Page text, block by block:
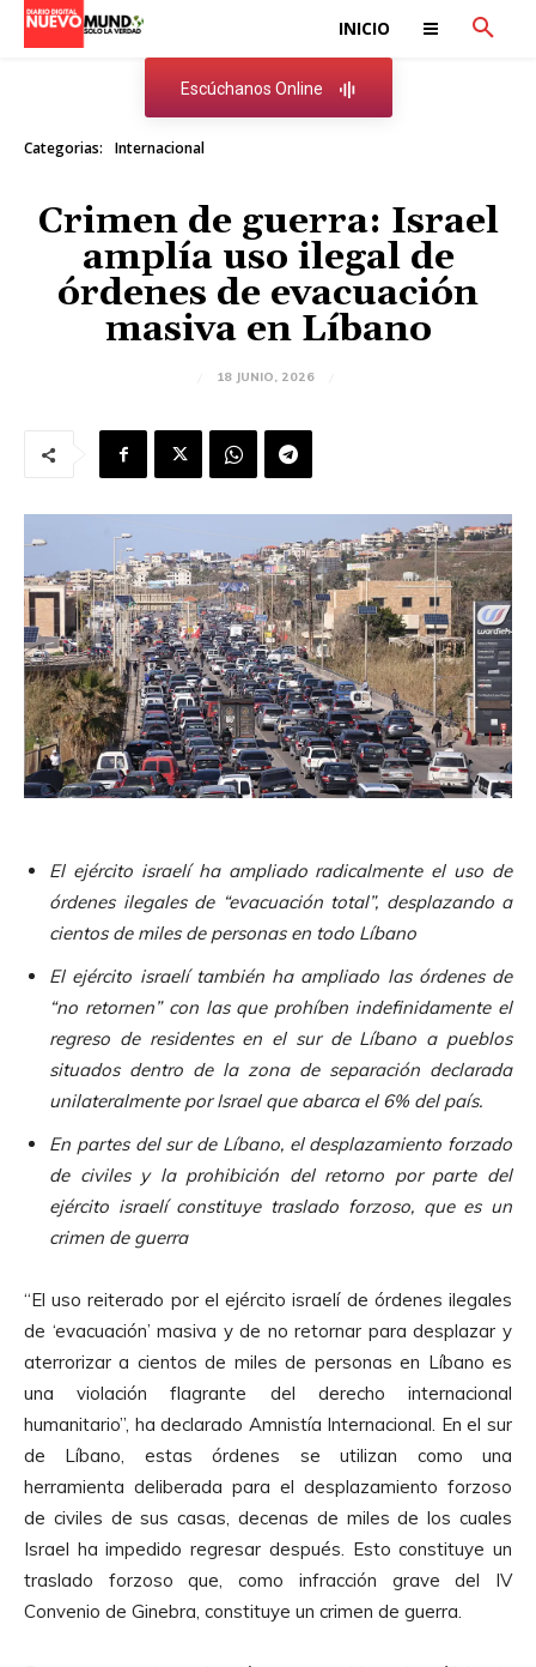
INICIO
Escúchanos Online
Categorias: Internacional
Crimen de guerra: Israel
amplía uso ilegal de
órdenes de evacuación
masiva en Líbano
18 JUNIO, 2026
El ejército israelí ha ampliado radicalmente el uso de
órdenes ilegales de “evacuación total”, desplazando a
cientos de miles de personas en todo Líbano
El ejército israelí también ha ampliado las órdenes de
“no retornen” con las que prohíben indefinidamente el
regreso de residentes en el sur de Líbano a pueblos
situados dentro de la zona de separación declarada
unilateralmente por Israel que abarca el 6% del país.
En partes del sur de Líbano, el desplazamiento forzado
de civiles y la prohibición del retorno por parte del
ejército israelí constituye traslado forzoso, que es un
crimen de guerra
“El uso reiterado por el ejército israelí de órdenes ilegales
de ‘evacuación’ masiva y de no retornar para desplazar y
aterrorizar a cientos de miles de personas en Líbano es
una violación flagrante del derecho internacional
humanitario”, ha declarado Amnistía Internacional. En el sur
de Líbano, estas órdenes se utilizan como una
herramienta deliberada para el desplazamiento forzoso
de civiles de sus casas, decenas de miles de los cuales
Israel ha impedido regresar después. Esto constituye un
traslado forzoso que, como infracción grave del IV
Convenio de Ginebra, constituye un crimen de guerra.